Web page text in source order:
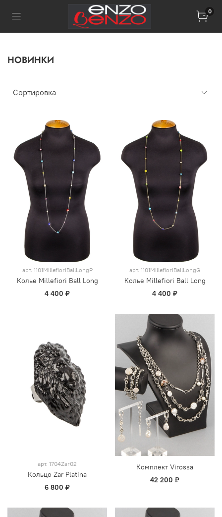
0
НОВИНКИ
арт. 1101MillefioriBallLongP
Колье Millefiori Ball Long
4 400 ₽
арт. 1101MillefioriBallLongG
Колье Millefiori Ball Long
4 400 ₽
арт. 1704Zar02
Кольцо Zar Platina
6 800 ₽
Комплект Virossa
42 200 ₽